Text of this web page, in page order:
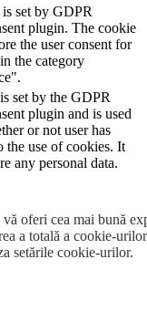
oferi cea mai bună
a totală a cookie-
setările cookie-urilor.
set by GDPR
plugin. The cookie
the user consent for
the category
set by the GDPR
plugin and is used
or not user has
the use of cookies. It
any personal data.
like
platforms, collect